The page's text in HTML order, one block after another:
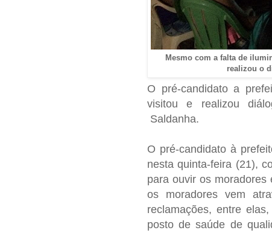
Mesmo com a falta de
realizou o
O pré-candidato a
visitou e realizou
Saldanha.
O pré-candidato à
nesta quinta-feira (21),
para ouvir os moradores
os moradores vem
reclamações, entre
posto de saúde de